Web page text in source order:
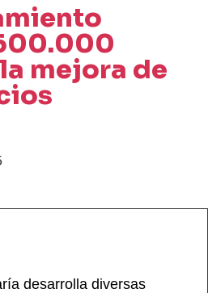
mejora de
desarrolla diversas